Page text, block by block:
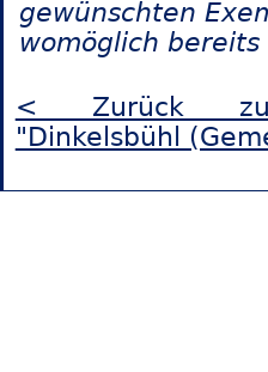
gewünschten
womöglich
< Zurück zu
"Dinkelsbühl